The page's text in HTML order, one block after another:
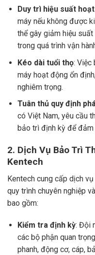
Duy trì hiệu suất
máy nếu không được
thể gây giảm hiệu
trong quá trình vận
Kéo dài tuổi thọ: Việc
máy hoạt động ổn
nghiêm trọng.
Tuân thủ quy định
có Việt Nam, yêu cầu
bảo trì định kỳ để
2. Dịch Vụ Bảo Trì
Kentech
Kentech cung cấp dịch vụ
quy trình chuyên nghiệp
bao gồm:
Kiểm tra định kỳ: Đội
các bộ phận quan
phanh, động cơ, cáp,